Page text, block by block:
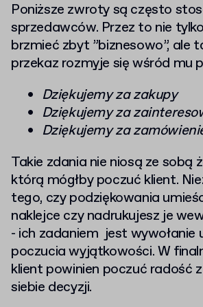
Poniższe zwroty są często
sprzedawców. Przez to nie
brzmieć zbyt ”biznesowo”, ale
przekaz rozmyje się wśród mu
Dziękujemy za zakupy
Dziękujemy za
Dziękujemy za
Takie zdania nie niosą ze sobą
którą mógłby poczuć klient.
tego, czy podziękowania
naklejce czy nadrukujesz je
- ich zadaniem jest wywołanie
poczucia wyjątkowości. W
klient powinien poczuć radość
siebie decyzji.